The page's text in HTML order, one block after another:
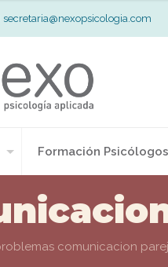
secretaria@nexopsicologia.com
Formación Psicólogos
comunicacion